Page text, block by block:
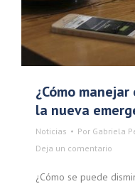
¿Cómo
la nueva
Noticias Por Gabriela
Deja un comentario
¿Cómo se puede